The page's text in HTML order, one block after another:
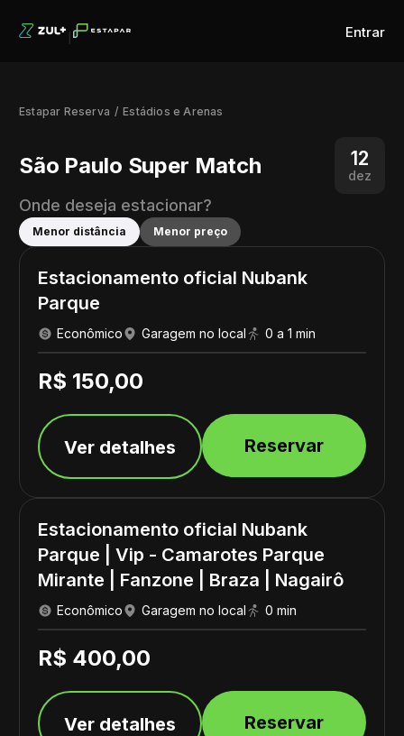
Entrar
Estapar Reserva Estádios e Arenas
São Paulo Super Match 12
dez
Onde deseja estacionar?
Menor distância Menor preço
Estacionamento oficial Nubank
Parque
Econômico Garagem no local 0 a 1 min
R$ 150,00
Ver detalhes Reservar
Estacionamento oficial Nubank
Parque | Vip - Camarotes Parque
Mirante | Fanzone | Braza | Nagairô
Econômico Garagem no local 0 min
R$ 400,00
Ver detalhes Reservar